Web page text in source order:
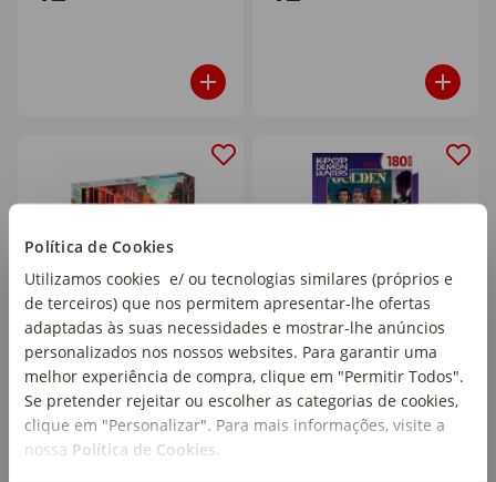
Política de Cookies
Utilizamos cookies e/ ou tecnologias similares (próprios e
de terceiros) que nos permitem apresentar-lhe ofertas
adaptadas às suas necessidades e mostrar-lhe anúncios
personalizados nos nossos websites. Para garantir uma
melhor experiência de compra, clique em "Permitir Todos".
Se pretender rejeitar ou escolher as categorias de cookies,
clique em "Personalizar". Para mais informações, visite a
nossa Política de Cookies.
Clementoni - Puzzle
Venezia 1500 Peças
Clementoni - Puzzle K-
Pop Demon Hunters 180
Peças